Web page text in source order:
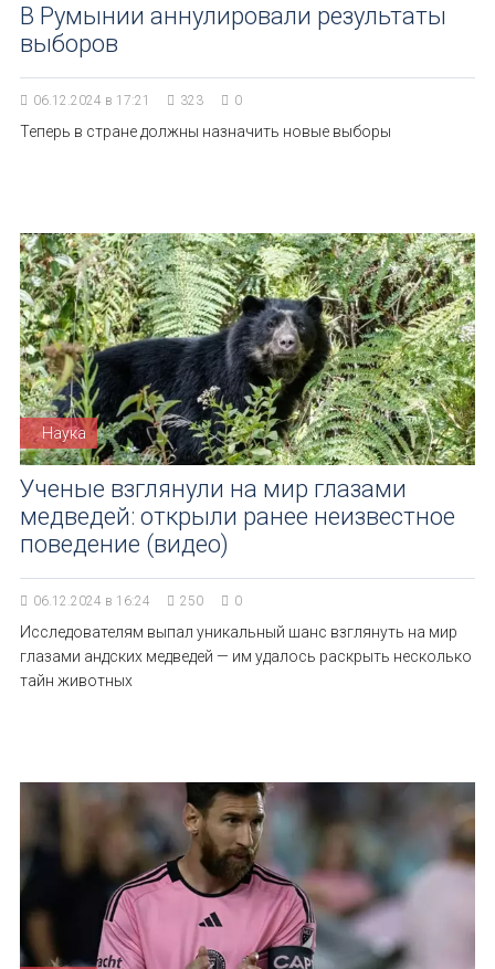
В Румынии аннулировали результаты
выборов
06.12.2024 в 17:21 323 0
Теперь в стране должны назначить новые выборы
Наука
Ученые взглянули на мир глазами
медведей: открыли ранее неизвестное
поведение (видео)
06.12.2024 в 16:24 250 0
Исследователям выпал уникальный шанс взглянуть на мир
глазами андских медведей — им удалось раскрыть несколько
тайн животных